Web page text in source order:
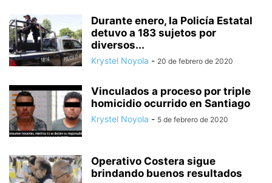
Durante enero, la Policía Estatal
detuvo a 183 sujetos por
diversos...
Krystel Noyola - 20 de febrero de 2020
Vinculados a proceso por triple
homicidio ocurrido en Santiago
Krystel Noyola - 5 de febrero de 2020
Operativo Costera sigue
brindando buenos resultados